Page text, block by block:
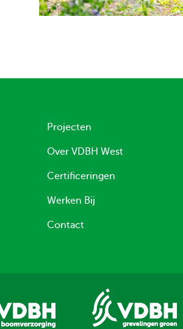
Projecten
Over VDBH West
Certificeringen
Werken Bij
Contact